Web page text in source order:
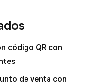
código QR con
de venta con